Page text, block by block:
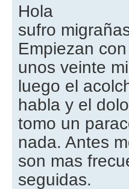
Hola
sufro
Empiezan
unos veinte
luego el
habla y el
tomo un
nada. Antes
son mas
seguidas.